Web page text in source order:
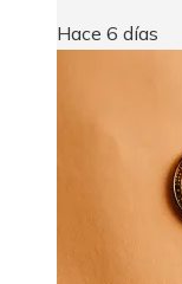
Hace 6 días